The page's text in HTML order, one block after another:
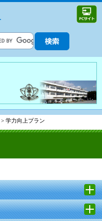
> 学力向上プラン